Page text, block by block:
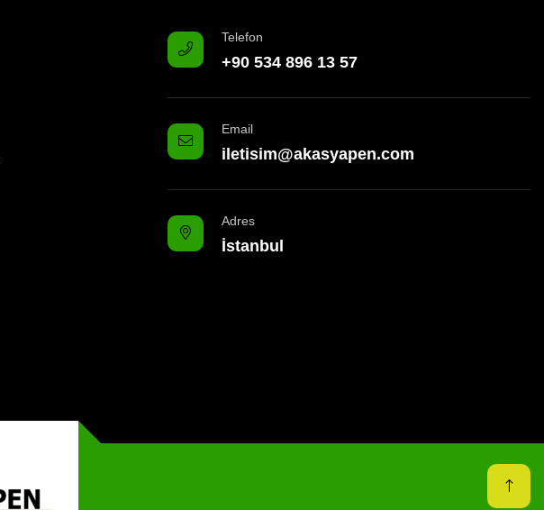
Telefon
+90 534 896 13 57
Email
iletisim@akasyapen.com
Adres
İstanbul